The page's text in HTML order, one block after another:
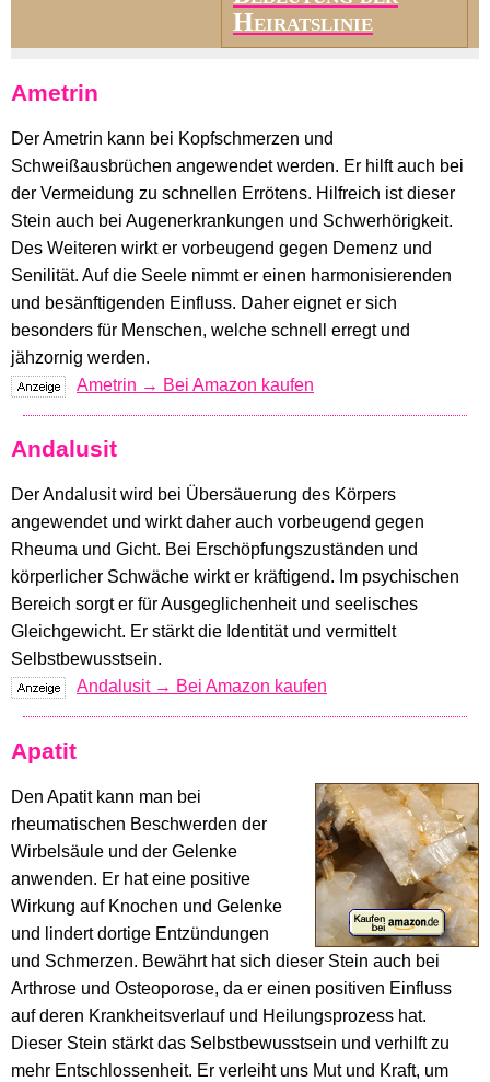
Heiratslinie
Ametrin
Der Ametrin kann bei Kopfschmerzen und
Schweißausbrüchen angewendet werden. Er hilft auch bei
der Vermeidung zu schnellen Errötens. Hilfreich ist dieser
Stein auch bei Augenerkrankungen und Schwerhörigkeit.
Des Weiteren wirkt er vorbeugend gegen Demenz und
Senilität. Auf die Seele nimmt er einen harmonisierenden
und besänftigenden Einfluss. Daher eignet er sich
besonders für Menschen, welche schnell erregt und
jähzornig werden.
Ametrin → Bei Amazon kaufen
Andalusit
Der Andalusit wird bei Übersäuerung des Körpers
angewendet und wirkt daher auch vorbeugend gegen
Rheuma und Gicht. Bei Erschöpfungszuständen und
körperlicher Schwäche wirkt er kräftigend. Im psychischen
Bereich sorgt er für Ausgeglichenheit und seelisches
Gleichgewicht. Er stärkt die Identität und vermittelt
Selbstbewusstsein.
Andalusit → Bei Amazon kaufen
Apatit
Den Apatit kann man bei
rheumatischen Beschwerden der
Wirbelsäule und der Gelenke
anwenden. Er hat eine positive
Wirkung auf Knochen und Gelenke
und lindert dortige Entzündungen
und Schmerzen. Bewährt hat sich dieser Stein auch bei
Arthrose und Osteoporose, da er einen positiven Einfluss
auf deren Krankheitsverlauf und Heilungsprozess hat.
Dieser Stein stärkt das Selbstbewusstsein und verhilft zu
mehr Entschlossenheit. Er verleiht uns Mut und Kraft, um